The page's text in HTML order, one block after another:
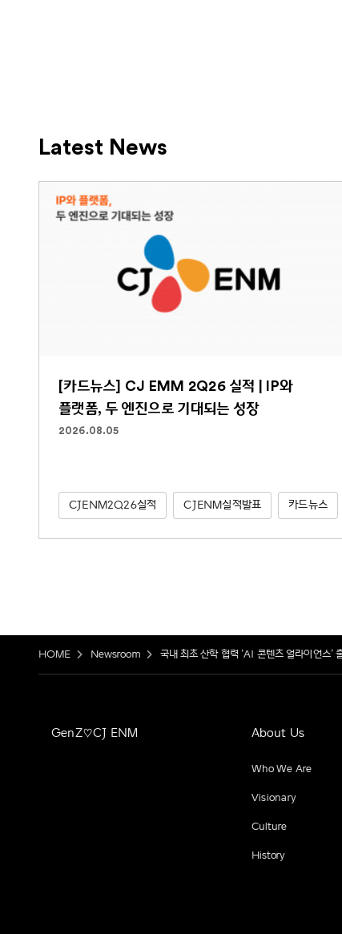
Latest News
[카드뉴스] CJ EMM 2Q26 실적 | IP와
플랫폼, 두 엔진으로 기대되는 성장
2026.08.05
CJENM2Q26실적 CJENM실적발표 카드뉴스
HOME Newsroom 국내 최초 산학 협력 ‘AI 콘텐츠 얼라이언스
GenZ♡CJ ENM About Us
Who We Are
Visionary
Culture
History